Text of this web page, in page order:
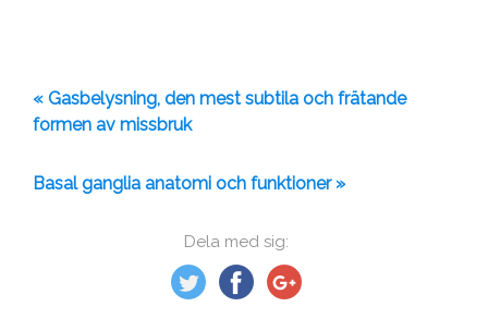
Dela med sig:
« Gasbelysning, den mest subtila och frätande
formen av missbruk
Basal ganglia anatomi och funktioner »